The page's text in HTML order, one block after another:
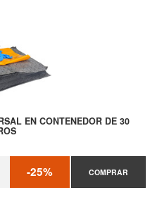
EN CONTENEDOR DE 30
-25% COMPRAR